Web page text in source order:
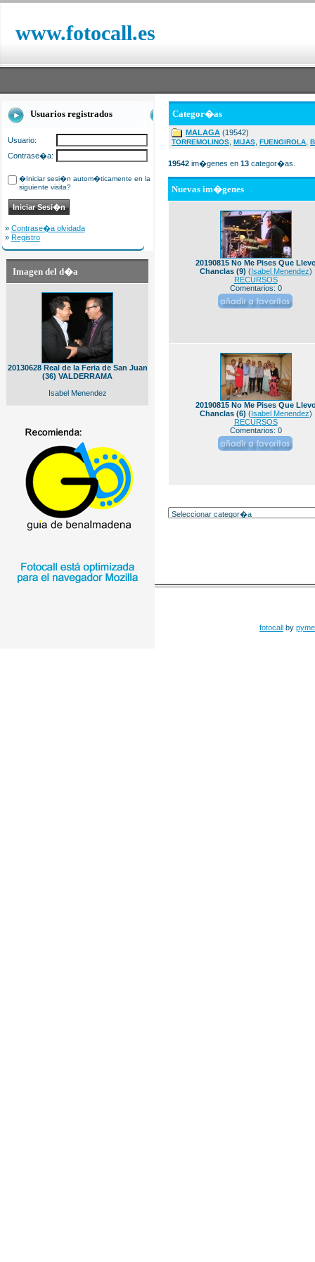
www.fotocall.es
Usuarios registrados
Usuario:
Contrase�a:
�Iniciar sesi�n autom�ticamente en la
siguiente visita?
» Contrase�a olvidada
» Registro
Imagen del d�a
20130628 Real de la Feria de San Juan
(36) VALDERRAMA
Isabel Menendez
Categor�as
MALAGA (19542)
TORREMOLINOS MIJAS FUENGIROLA
19542 im�genes en 13 categor�as.
Nuevas im�genes
20190815 No Me Pises Que
Chanclas (9) (Isabel Menendez)
RECURSOS
Comentarios: 0
20190815 No Me Pises Que
Chanclas (6) (Isabel Menendez)
RECURSOS
Comentarios: 0
fotocall by